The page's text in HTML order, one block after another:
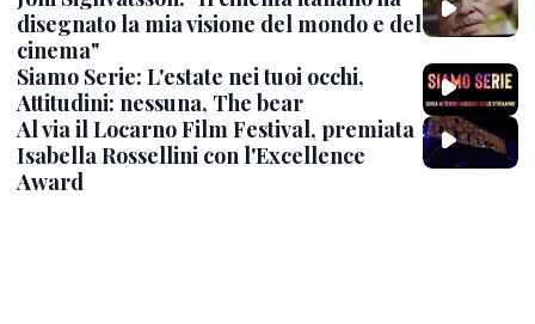
disegnato la mia visione del mondo e del
cinema"
Siamo Serie: L'estate nei tuoi occhi,
Attitudini: nessuna, The bear
Al via il Locarno Film Festival, premiata
Isabella Rossellini con l'Excellence
Award